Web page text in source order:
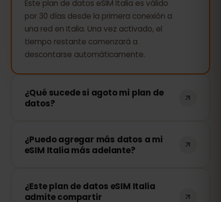
Este plan de datos eSIM Italia es válido
por 30 días desde la primera conexión a
una red en Italia. Una vez activado, el
tiempo restante comenzará a
descontarse automáticamente.
¿Qué sucede si agoto mi plan de
datos?
conexión se detendrá. Puedes recargar
tu eSIM fácilmente desde tu panel de
¿Puedo agregar más datos a mi
eSIM Italia más adelante?
cualquier momento sin necesidad de
reinstalar tu eSIM. Solo accede a tu
¿Este plan de datos eSIM Italia
admite compartir